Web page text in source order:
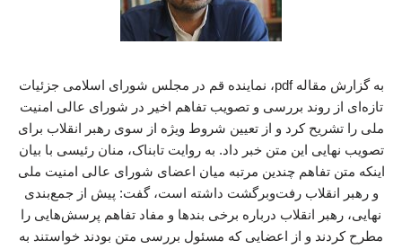
به گزارش مقاله pdf، نماینده قم در مجلس شورای اسلامی جزئیات
تازه‌ای از روند بررسی و تصویب تفاهم اخیر در شورای عالی امنیت
ملی را تشریح کرد و از تعیین شروط ویژه از سوی رهبر انقلاب برای
تصویب نهایی این متن خبر داد. به روایت تابناک، منان رئیسی با بیان
اینکه متن تفاهم چندین مرتبه میان اعضای شورای عالی امنیت ملی
و رهبر انقلاب رفت‌وبرگشت داشته است، گفت: پیش از جمع‌بندی
نهایی، رهبر انقلاب درباره برخی بندها و مفاد تفاهم پرسش‌هایی را
مطرح کردند و از اعضایی که مسئول بررسی متن بودند خواستند به